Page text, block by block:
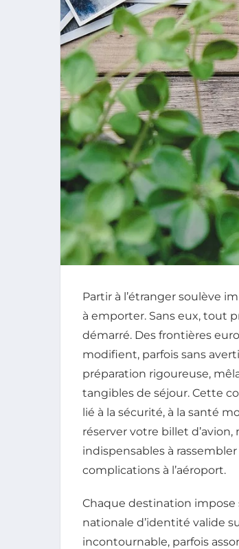
Partir à l’étranger soulève
à emporter. Sans eux, tout
démarré. Des frontières
modifient, parfois sans
préparation rigoureuse,
tangibles de séjour. Cette
lié à la sécurité, à la santé
réserver votre billet
indispensables à
complications à l’aéroport.
Chaque destination impose
nationale d’identité valide
incontournable, parfois